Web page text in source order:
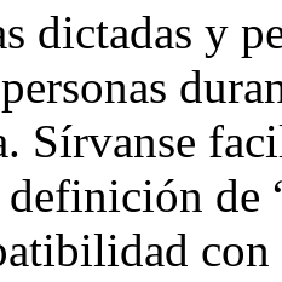
dictadas y
Sírvanse
de
con